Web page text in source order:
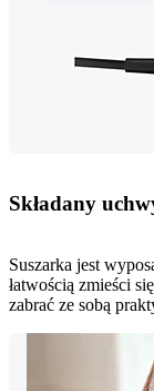
Składany
Suszarka jest
łatwością zmieści
zabrać ze sobą